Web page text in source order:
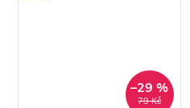
79 Kč
–29 %